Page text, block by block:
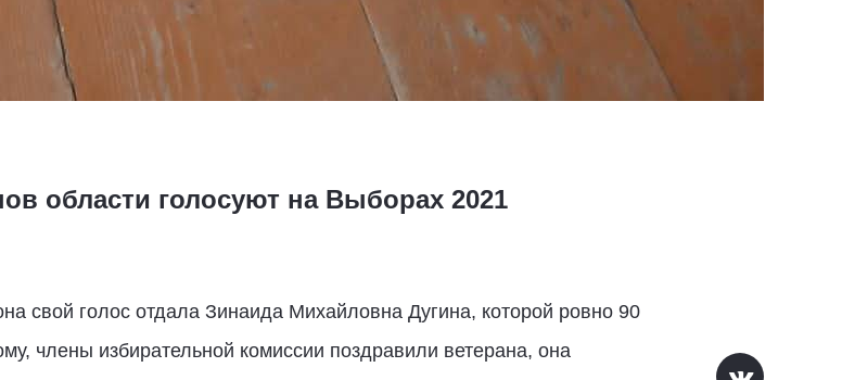
области голосуют на Выборах 2021
свой голос отдала Зинаида Михайловна Дугина, которой ровно 90
члены избирательной комиссии поздравили ветерана, она